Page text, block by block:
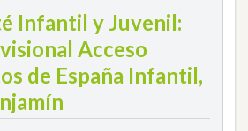
Infantil y Juvenil:
Acceso
de España Infantil,